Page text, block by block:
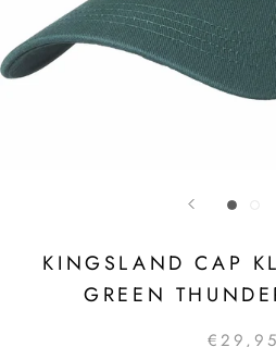
KINGSLAND CAP
GREEN
€29,95